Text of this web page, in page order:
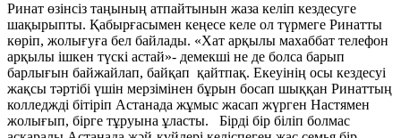
Ринат өзінсіз таңының атпайтынын жаза келіп кездесуге
шақырыпты. Қабырғасымен кеңесе келе ол түрмеге Ринатты
көріп, жолығуға бел байлады. «Хат арқылы махаббат телефон
арқылы ішкен түскі астай»- демекші не де болса барып
барлығын байжайлап, байқап қайтпақ. Екеуінің осы кездесуі
жақсы тәртібі үшін мерзімінен бұрын босап шыққан Ринаттың
колледжді бітіріп Астанада жұмыс жасап жүрген Настямен
жолығып, бірге тұруына ұласты. Бірді бір біліп болмас